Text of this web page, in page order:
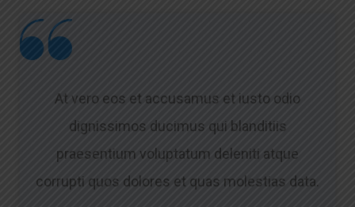
At vero eos et accusamus et iusto odio
dignissimos ducimus qui blanditiis
praesentium voluptatum deleniti atque
corrupti quos dolores et quas molestias data.